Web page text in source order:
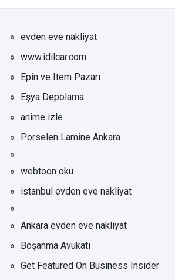
evden eve nakliyat
www.idilcar.com
Epin ve Item Pazarı
Eşya Depolama
anime izle
Porselen Lamine Ankara
webtoon oku
istanbul evden eve nakliyat
Ankara evden eve nakliyat
Boşanma Avukatı
Get Featured On Business Insider